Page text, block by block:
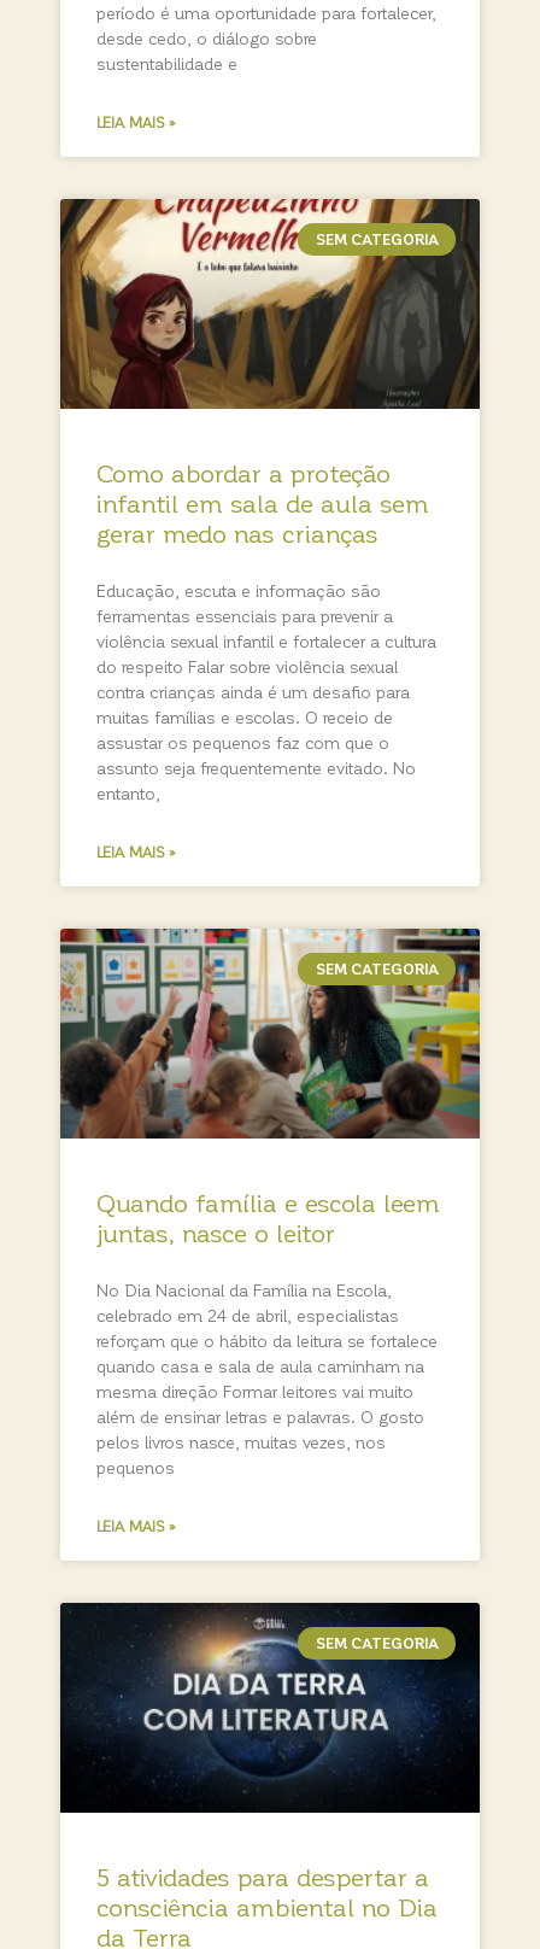
período é uma oportunidade para fortalecer,
desde cedo, o diálogo sobre
sustentabilidade e
LEIA MAIS »
SEM CATEGORIA
Como abordar a proteção
infantil em sala de aula sem
gerar medo nas crianças
Educação, escuta e informação são
ferramentas essenciais para prevenir a
violência sexual infantil e fortalecer a cultura
do respeito Falar sobre violência sexual
contra crianças ainda é um desafio para
muitas famílias e escolas. O receio de
assustar os pequenos faz com que o
assunto seja frequentemente evitado. No
entanto,
LEIA MAIS »
SEM CATEGORIA
Quando família e escola leem
juntas, nasce o leitor
No Dia Nacional da Família na Escola,
celebrado em 24 de abril, especialistas
reforçam que o hábito da leitura se fortalece
quando casa e sala de aula caminham na
mesma direção Formar leitores vai muito
além de ensinar letras e palavras. O gosto
pelos livros nasce, muitas vezes, nos
pequenos
LEIA MAIS »
SEM CATEGORIA
5 atividades para despertar a
consciência ambiental no Dia
da Terra